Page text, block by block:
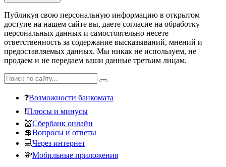
Публикуя свою персональную информацию в открытом
доступе на нашем сайте вы, даете согласие на обработку
персональных данных и самостоятельно несете
ответственность за содержание высказываний, мнений и
предоставляемых данных. Мы никак не используем, не
продаем и не передаем ваши данные третьим лицам.
❓Возможности банкомата
❗Плюсы и минусы
💒Сбербанк онлайн
💲Вопросы и ответы
💻Через интернет
💸Мобильные приложения